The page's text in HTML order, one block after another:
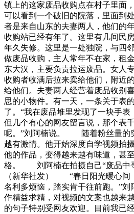
镇上的这家废品收购点在村子里面
可以看到一个破旧的院落，里面到
者是来自山东的夫妻两人，他们的
收购站已经有年了。这里有几间民
年久失修。这里是一处独院，与四
做废品收购，主人常年不在家，租
东大汉，主要负责拉运废品。女人
收购者收满后拉来卖给他们，附近
给他们。夫妻两人经营着废品收别
思的小物件。有一天，一条关于表
了。“我在废品堆里发现了一块手表
但几个有心的网友留言说，那个表
呢。”刘阿楠说。 随着粉丝量的
越有激情。他开始深度自学视频拍
他的作品，变得越来越有味道，甚
格。 刘阿楠在拍摄自己“废品中
（新华社发） “春日阳光暖心间
名利多烦恼，踏实肯干往前跑。”刘
作精益求精，对视频的文案也越来
的句子特别受网友欢迎。目前我已